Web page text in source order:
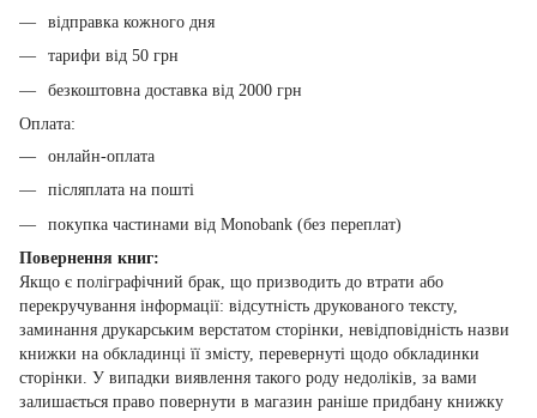
відправка кожного дня
тарифи від 50 грн
безкоштовна доставка від 2000 грн
Оплата:
онлайн-оплата
післяплата на пошті
покупка частинами від Monobank (без переплат)
Повернення книг:
Якщо є поліграфічний брак, що призводить до втрати або
перекручування інформації: відсутність друкованого тексту,
заминання друкарським верстатом сторінки, невідповідність назви
книжки на обкладинці її змісту, перевернуті щодо обкладинки
сторінки. У випадки виявлення такого роду недоліків, за вами
залишається право повернути в магазин раніше придбану книжку